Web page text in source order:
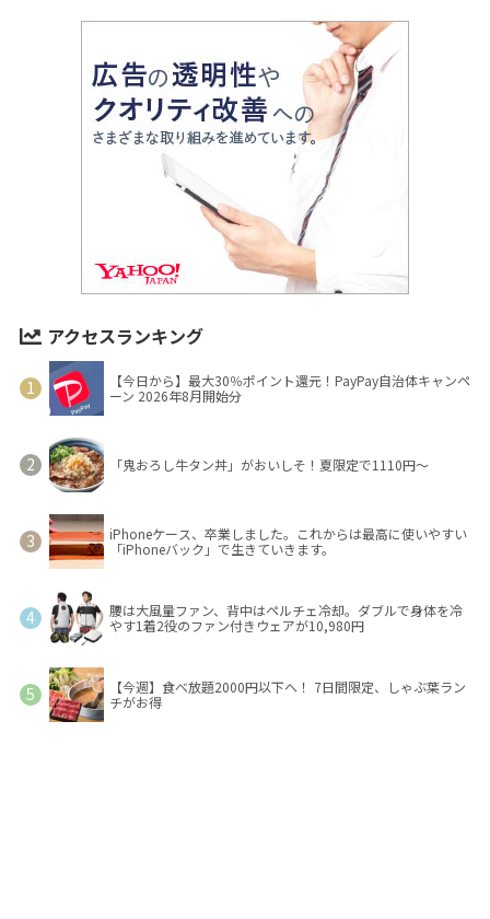
アクセスランキング
【今日から】最大30％ポイント還元！PayPay自治体キャンペ
ーン 2026年8月開始分
「鬼おろし牛タン丼」がおいしそ！夏限定で1110円～
iPhoneケース、卒業しました。これからは最高に使いやすい
「iPhoneバック」で生きていきます。
腰は大風量ファン、背中はペルチェ冷却。ダブルで身体を冷
やす1着2役のファン付きウェアが10,980円
【今週】食べ放題2000円以下へ！ 7日間限定、しゃぶ葉ラン
チがお得